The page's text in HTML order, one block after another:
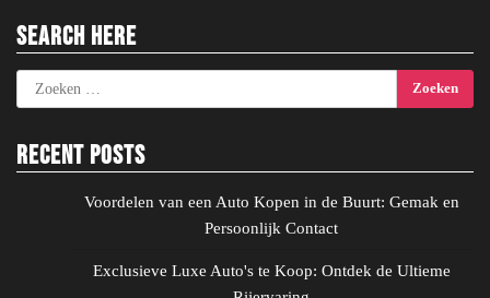
Search Here
Zoeken
naar:
Recent Posts
Voordelen van een Auto Kopen in de Buurt: Gemak en
Persoonlijk Contact
Exclusieve Luxe Auto's te Koop: Ontdek de Ultieme